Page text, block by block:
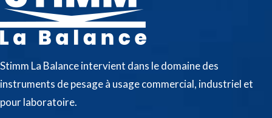
Stimm La Balance intervient dans le domaine des
instruments de pesage à usage commercial, industriel et
pour laboratoire.